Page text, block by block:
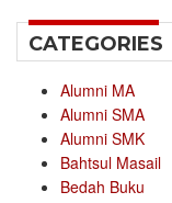
CATEGORIES
Alumni MA
Alumni SMA
Alumni SMK
Bahtsul Masail
Bedah Buku